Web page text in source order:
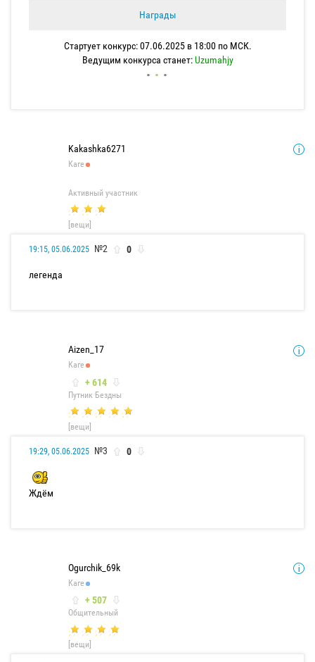
Награды
Стартует конкурс: 07.06.2025 в 18:00 по МСК.
Ведущим конкурса станет:Uzumahjy
Kakashka6271
Каге
Активный участник
[вещи]
19:15, 05.06.2025 №2 0
легенда
Aizen_17
Каге
+ 614
Путник Бездны
[вещи]
19:29, 05.06.2025 №3 0
Ждём
Ogurchik_69k
Каге
+ 507
Общительный
[вещи]